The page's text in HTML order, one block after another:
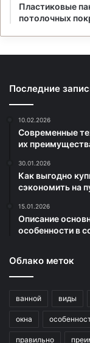
Пластиковые
потолочных
Последние
10.02.2026
Современные
их
30.01.2026
Как выгодно
сэкономить на
15.01.2026
Описание
особенности в
Облако меток
ванной виды
окна
правильно